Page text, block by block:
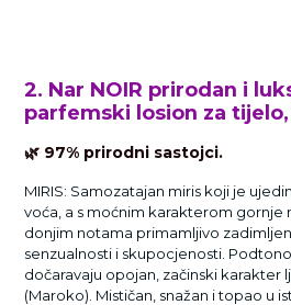
2. Nar NOIR prirodan i
parfemski losion za tijelo,
🌿 97% prirodni sastojci.
MIRIS: Samozatajan miris koji je
voća, a s moćnim karakterom gornje
donjim notama primamljivo
senzualnosti i skupocjenosti.
dočaravaju opojan, začinski karakter
(Maroko). Mističan, snažan i topao u